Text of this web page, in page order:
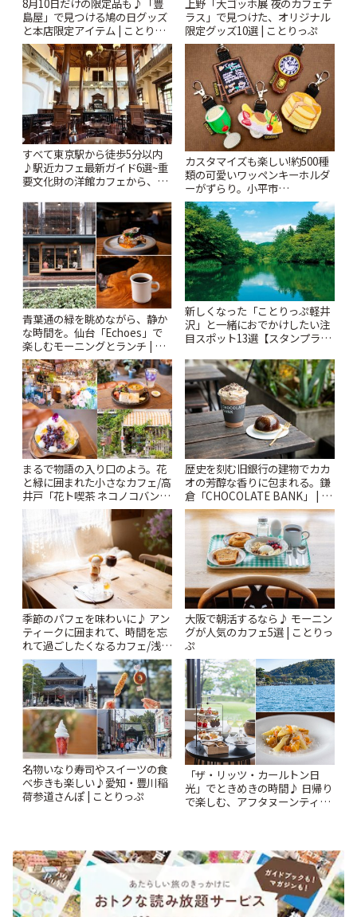
8月10日だけの限定品も♪「豊
島屋」で見つける鳩の日グッズ
と本店限定アイテム | ことりっ
ぷ
上野「大ゴッホ展 夜のカフェテ
ラス」で見つけた、オリジナル
限定グッズ10選 | ことりっぷ
すべて東京駅から徒歩5分以内
♪駅近カフェ最新ガイド6選~重
要文化財の洋館カフェから、改
りっぷ
カスタマイズも楽しい!約500種
類の可愛いワッペンキーホルダ
ーがずらり。小平市
「Kimamaya T&K」 | ことりっ
ぷ
青葉通の緑を眺めながら、静か
な時間を。仙台「Echoes」で
楽しむモーニングとランチ | こ
とりっぷ
新しくなった「ことりっぷ軽井
沢」と一緒におでかけしたい注
目スポット13選【スタンプラリ
まるで物語の入り口のよう。花
と緑に囲まれた小さなカフェ/高
井戸「花ト喫茶 ネコノコバン」
| ことりっぷ
歴史を刻む旧銀行の建物でカカ
オの芳醇な香りに包まれる。鎌
倉「CHOCOLATE BANK」 | こ
とりっぷ
季節のパフェを味わいに♪ アン
ティークに囲まれて、時間を忘
れて過ごしたくなるカフェ/浅草
「annorum cafe」 | ことりっぷ
大阪で朝活するなら♪ モーニン
グが人気のカフェ5選 | ことりっ
ぷ
名物いなり寿司やスイーツの食
べ歩きも楽しい♪愛知・豊川稲
荷参道さんぽ | ことりっぷ
「ザ・リッツ・カールトン日
光」でときめきの時間♪ 日帰り
で楽しむ、アフタヌーンティー